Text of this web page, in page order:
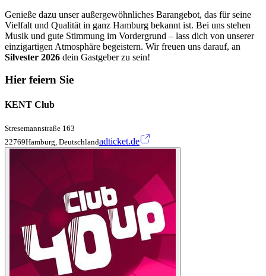
Genieße dazu unser außergewöhnliches Barangebot, das für seine
Vielfalt und Qualität in ganz Hamburg bekannt ist. Bei uns stehen
Musik und gute Stimmung im Vordergrund – lass dich von unserer
einzigartigen Atmosphäre begeistern. Wir freuen uns darauf, an
Silvester 2026 dein Gastgeber zu sein!
Hier feiern Sie
KENT Club
Stresemannstraße 163
22769Hamburg, Deutschlandadticket.de